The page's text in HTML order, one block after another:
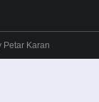
Petar Karan